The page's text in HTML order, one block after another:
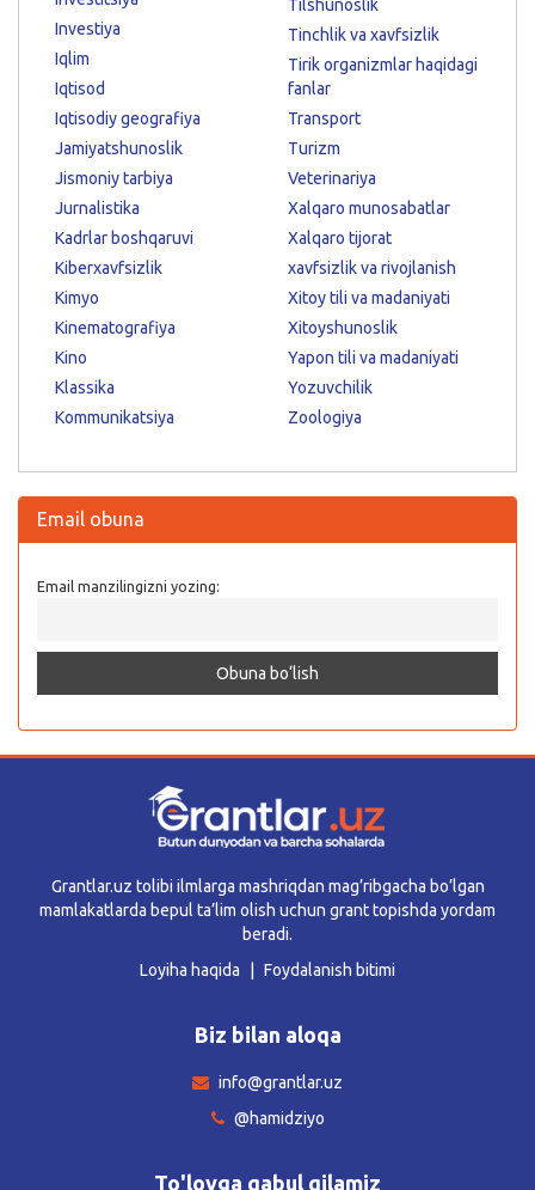
Investiya
Iqlim
Iqtisod
Iqtisodiy geografiya
Jamiyatshunoslik
Jismoniy tarbiya
Jurnalistika
Kadrlar boshqaruvi
Kiberxavfsizlik
Kimyo
Kinematografiya
Kino
Klassika
Kommunikatsiya
Tilshunoslik
Tinchlik va xavfsizlik
Tirik organizmlar haqidagi
fanlar
Transport
Turizm
Veterinariya
Xalqaro munosabatlar
Xalqaro tijorat
xavfsizlik va rivojlanish
Xitoy tili va madaniyati
Xitoyshunoslik
Yapon tili va madaniyati
Yozuvchilik
Zoologiya
Email obuna
Email manzilingizni yozing:
Grantlar.uz tolibi ilmlarga mashriqdan mag’ribgacha bo’lgan
mamlakatlarda bepul ta’lim olish uchun grant topishda yordam
beradi.
Loyiha haqida
Foydalanish bitimi
Biz bilan aloqa
info@grantlar.uz
@hamidziyo
To'lovga qabul qilamiz